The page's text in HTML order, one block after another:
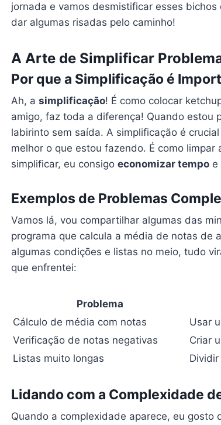
jornada e vamos desmistificar esses
dar algumas risadas pelo caminho!
A Arte de Simplificar
Por que a Simplificação é
Ah, asimplificação! É como colocar
amigo, faz toda a diferença! Quando estou
labirinto sem saída. A simplificação é
melhor o que estou fazendo. É como
simplificar, eu consigoeconomizar tempo e
Exemplos de Problemas
Vamos lá, vou compartilhar algumas das
programa que calcula a média de notas de
algumas condições e listas no meio, tudo
que enfrentei:
Problema
Cálculo de média com notas
Usar
Verificação de notas negativas
Criar
Listas muito longas
Lidando com a Complexidade
Quando a complexidade aparece, eu gosto